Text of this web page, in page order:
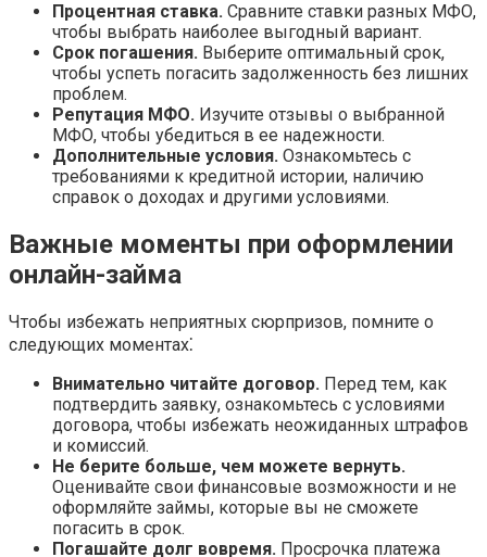
Процентная ставка. Сравните ставки разных МФО,
чтобы выбрать наиболее выгодный вариант.
Срок погашения. Выберите оптимальный срок,
чтобы успеть погасить задолженность без лишних
проблем.
Репутация МФО. Изучите отзывы о выбранной
МФО, чтобы убедиться в ее надежности.
Дополнительные условия. Ознакомьтесь с
требованиями к кредитной истории, наличию
справок о доходах и другими условиями.
Важные моменты при оформлении
онлайн-займа
Чтобы избежать неприятных сюрпризов, помните о
следующих моментах⁚
Внимательно читайте договор. Перед тем, как
подтвердить заявку, ознакомьтесь с условиями
договора, чтобы избежать неожиданных штрафов
и комиссий.
Не берите больше, чем можете вернуть.
Оценивайте свои финансовые возможности и не
оформляйте займы, которые вы не сможете
погасить в срок.
Погашайте долг вовремя. Просрочка платежа